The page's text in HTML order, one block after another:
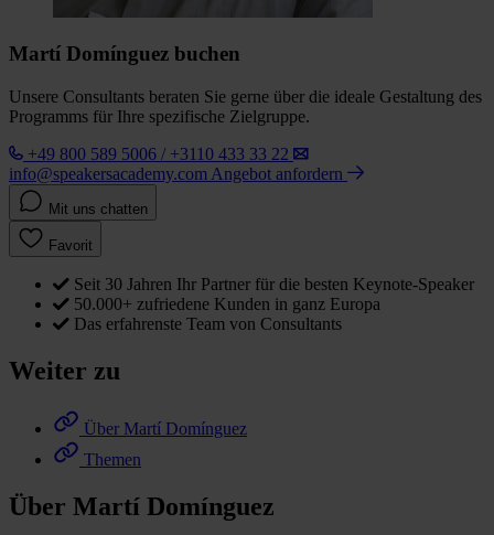
Martí Domínguez buchen
Unsere Consultants beraten Sie gerne über die ideale Gestaltung des
Programms für Ihre spezifische Zielgruppe.
+49 800 589 5006 / +3110 433 33 22
info@speakersacademy.com Angebot anfordern
Mit uns chatten
Favorit
Seit 30 Jahren Ihr Partner für die besten Keynote-Speaker
50.000+ zufriedene Kunden in ganz Europa
Das erfahrenste Team von Consultants
Weiter zu
Über Martí Domínguez
Themen
Über Martí Domínguez